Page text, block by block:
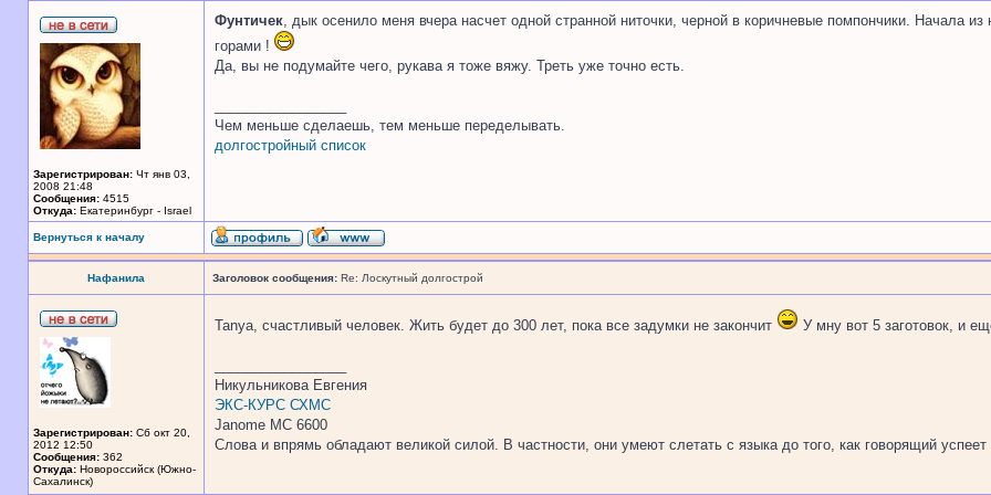
Зарегистрирован: Чт янв 03,
2008 21:48
Сообщения: 4515
Откуда: Екатеринбург - Israel
Фунтичек, дык осенило меня вчера насчет одной странной ниточки, черной в коричневые помпончики. Начала
горами !
Да, вы не подумайте чего, рукава я тоже вяжу. Треть уже точно есть.
Чем меньше сделаешь, тем меньше переделывать.
долгостройный список
Вернуться к началу
Нафанила Заголовок сообщения: Re: Лоскутный долгострой
Зарегистрирован: Сб окт 20,
2012 12:50
Сообщения: 362
Откуда: Новороссийск (Южно-
Сахалинск)
Tanya, счастливый человек. Жить будет до 300 лет, пока все задумки не закончит У мну вот 5 заготовок, и
Никульникова Евгения
ЭКС-КУРС СХМС
Janome MC 6600
Слова и впрямь обладают великой силой. В частности, они умеют слетать с языка до того, как говорящий успеет